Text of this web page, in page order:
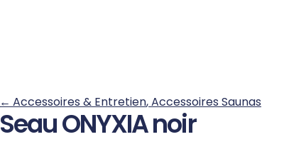
← Accessoires & Entretien,Accessoires Saunas
Seau ONYXIA noir